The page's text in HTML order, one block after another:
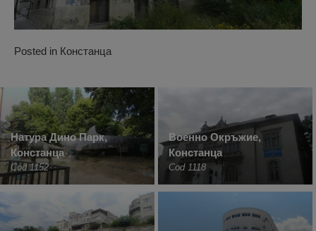
Posted in Констанца
Натура Дино Парк,
Констанца
Cod 1152
Военно Окръжие,
Констанца
Cod 1118